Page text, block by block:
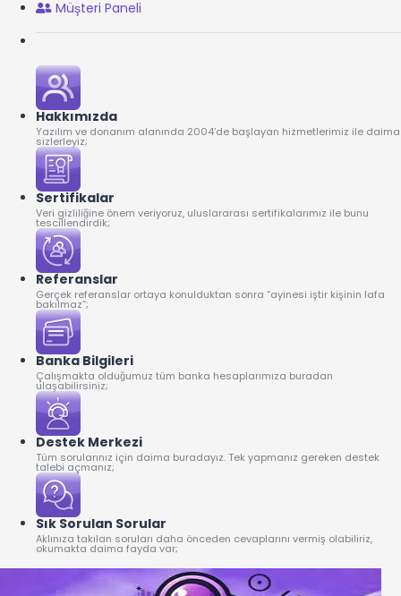
Müşteri Paneli
Hakkımızda
Yazılım ve donanım alanında 2004’de başlayan hizmetlerimiz ile daima
sizlerleyiz;
Sertifikalar
Veri gizliliğine önem veriyoruz, uluslararası sertifikalarımız ile bunu
tescillendirdik;
Referanslar
Gerçek referanslar ortaya konulduktan sonra “ayinesi iştir kişinin lafa
bakılmaz”;
Banka Bilgileri
Çalışmakta olduğumuz tüm banka hesaplarımıza buradan
ulaşabilirsiniz;
Destek Merkezi
Tüm sorularınız için daima buradayız. Tek yapmanız gereken destek
talebi açmanız;
Sık Sorulan Sorular
Aklınıza takılan soruları daha önceden cevaplarını vermiş olabiliriz,
okumakta daima fayda var;